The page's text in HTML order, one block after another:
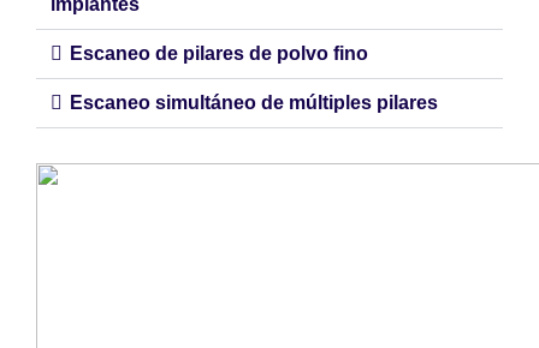
implantes
Escaneo de pilares de polvo fino
Escaneo simultáneo de múltiples pilares